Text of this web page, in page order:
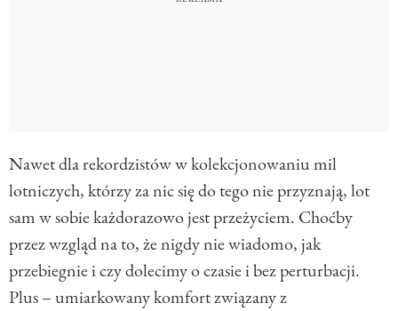
Nawet dla rekordzistów w kolekcjonowaniu mil
lotniczych, którzy za nic się do tego nie przyznają, lot
sam w sobie każdorazowo jest przeżyciem. Choćby
przez wzgląd na to, że nigdy nie wiadomo, jak
przebiegnie i czy dolecimy o czasie i bez perturbacji.
Plus – umiarkowany komfort związany z